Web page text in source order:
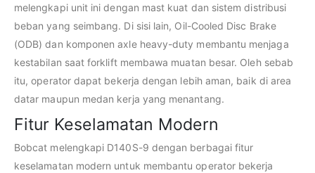
melengkapi unit ini dengan mast kuat dan sistem distribusi
beban yang seimbang. Di sisi lain, Oil-Cooled Disc Brake
(ODB) dan komponen axle heavy-duty membantu menjaga
kestabilan saat forklift membawa muatan besar. Oleh sebab
itu, operator dapat bekerja dengan lebih aman, baik di area
datar maupun medan kerja yang menantang.
Fitur Keselamatan Modern
Bobcat melengkapi D140S-9 dengan berbagai fitur
keselamatan modern untuk membantu operator bekerja